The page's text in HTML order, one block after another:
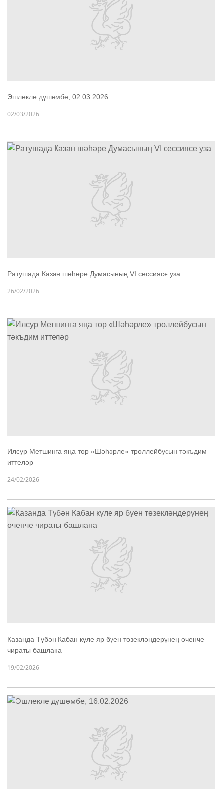
Эшлекле дүшәмбе, 02.03.2026
02/03/2026
Ратушада Казан шәһәре Думасының VI сессиясе уза
26/02/2026
Илсур Метшинга яңа төр «Шәһәрле» троллейбусын тәкъдим
иттеләр
24/02/2026
Казанда Түбән Кабан күле яр буен төзекләндерүнең өченче
чираты башлана
19/02/2026